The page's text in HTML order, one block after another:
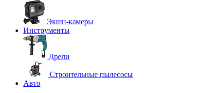
Экшн-камеры
Инструменты
Дрели
Строительные пылесосы
Авто